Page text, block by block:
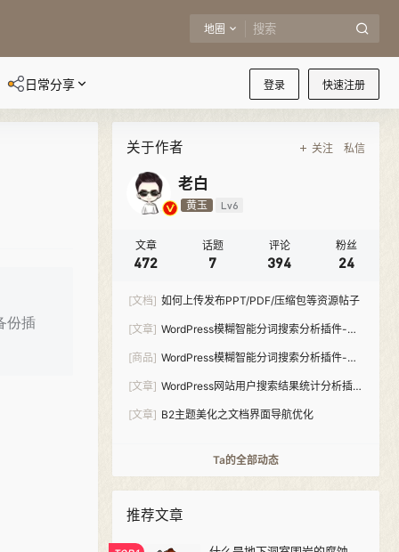
地圈
登录 快速注册
日常分享
份插
关于作者 关注 私信
老白
黄玉 Lv6
文章
472
话题
7
评论
394
粉丝
24
[文档] 如何上传发布PPT/PDF/压缩包等资源帖子
[文章] WordPress模糊智能分词搜索分析插件-
[商品] WordPress模糊智能分词搜索分析插件-
[文章] WordPress网站用户搜索结果统计分析插
[文章] B2主题美化之文档界面导航优化
Ta的全部动态
推荐文章